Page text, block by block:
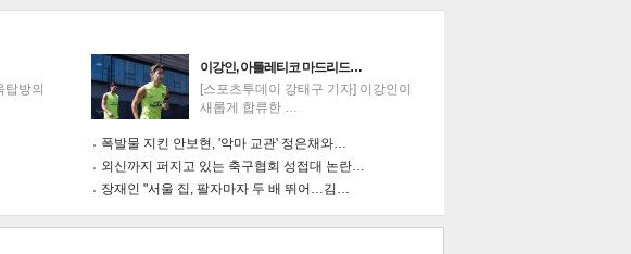
탑방의
이강인, 아틀레티코 마드리드…
[스포츠투데이 강태구 기자] 이강인이
새롭게 합류한 …
폭발물 지킨 안보현, '악마 교관' 정은채와…
외신까지 퍼지고 있는 축구협회 성접대 논란…
장재인 "서울 집, 팔자마자 두 배 뛰어…김…